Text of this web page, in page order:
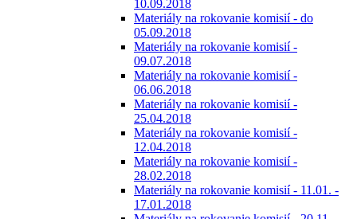
10.09.2018
Materiály na rokovanie komisií - do
05.09.2018
Materiály na rokovanie komisií -
09.07.2018
Materiály na rokovanie komisií -
06.06.2018
Materiály na rokovanie komisií -
25.04.2018
Materiály na rokovanie komisií -
12.04.2018
Materiály na rokovanie komisií -
28.02.2018
Materiály na rokovanie komisií - 11.01. -
17.01.2018